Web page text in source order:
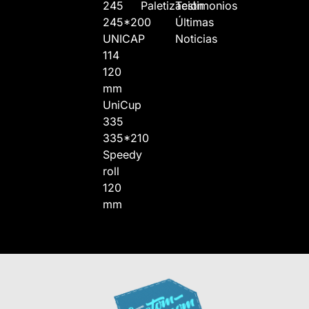
245
245*200
UNICAP
114
120
mm
UniCup
335
335*210
Speedy
roll
120
mm
PaletizaciónTestimonios
Últimas
Noticias